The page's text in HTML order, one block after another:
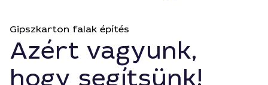
Gipszkarton falak építés
Azért vagyunk,
hogy segítsünk!